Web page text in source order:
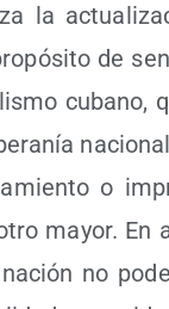
la
de
cubano,
o
mayor. En
no